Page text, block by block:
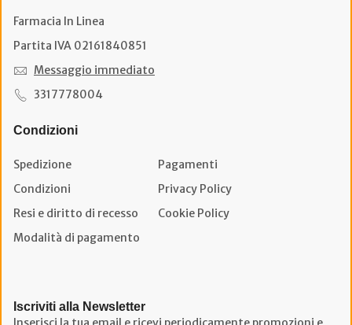
Farmacia In Linea
Partita IVA 02161840851
Messaggio immediato
3317778004
Condizioni
Spedizione
Pagamenti
Condizioni
Privacy Policy
Resi e diritto di recesso
Cookie Policy
Modalità di pagamento
Iscriviti alla Newsletter